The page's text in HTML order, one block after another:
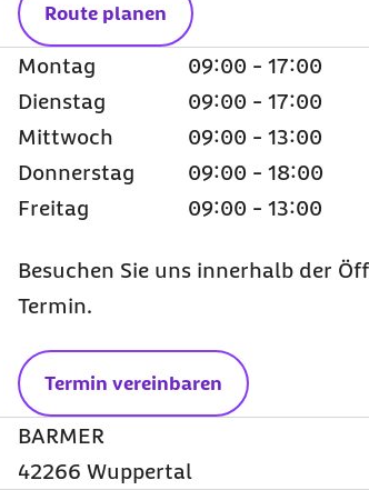
Route planen
Montag
09:00 - 17:00
Dienstag
09:00 - 17:00
Mittwoch
09:00 - 13:00
Donnerstag
09:00 - 18:00
Freitag
09:00 - 13:00
Besuchen Sie uns innerhalb der
Termin.
Termin vereinbaren
BARMER
42266 Wuppertal